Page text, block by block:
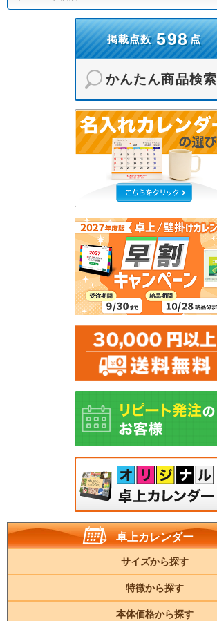
掲載点数 598点
かんたん商品検索
卓上カレンダー
サイズから探す
特徴から探す
本体価格から探す